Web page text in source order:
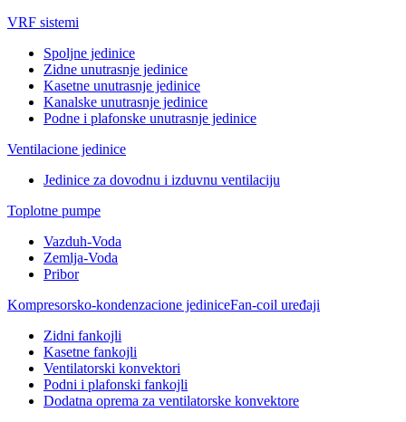
VRF sistemi
Spoljne jedinice
Zidne unutrasnje jedinice
Kasetne unutrasnje jedinice
Kanalske unutrasnje jedinice
Podne i plafonske unutrasnje jedinice
Ventilacione jedinice
Jedinice za dovodnu i izduvnu ventilaciju
Toplotne pumpe
Vazduh-Voda
Zemlja-Voda
Pribor
Kompresorsko-kondenzacione jediniceFan-coil uređaji
Zidni fankojli
Kasetne fankojli
Ventilatorski konvektori
Podni i plafonski fankojli
Dodatna oprema za ventilatorske konvektore